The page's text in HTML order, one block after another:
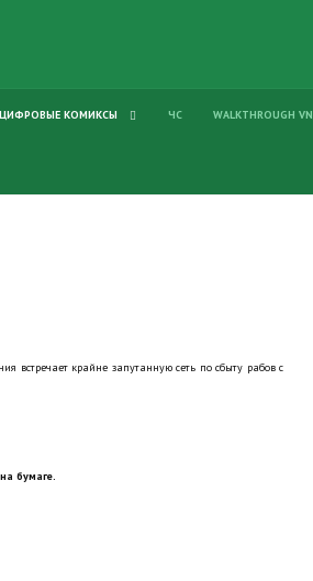
ЦИФРОВЫЕ КОМИКСЫ ЧС WALKTHROUGH VN
встречает крайне запутанную сеть по сбыту рабов с
бумаге.